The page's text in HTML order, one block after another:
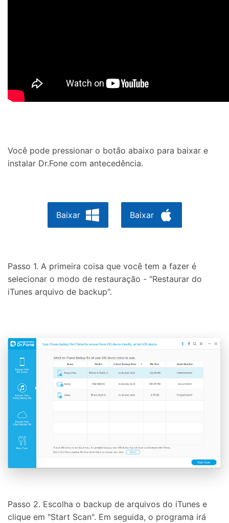
Você pode pressionar o botão abaixo para baixar e
instalar Dr.Fone com antecedência.
Baixar Baixar
Passo 1. A primeira coisa que você tem a fazer é
selecionar o modo de restauração - "Restaurar do
iTunes arquivo de backup".
Passo 2. Escolha o backup de arquivos do iTunes e
clique em "Start Scan". Em seguida, o programa irá